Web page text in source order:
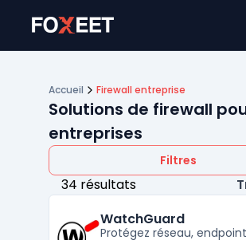
Accueil Firewall entreprise
Solutions de firewall
entreprises
Filtres
34 résultats
WatchGuard
Protégez réseau,